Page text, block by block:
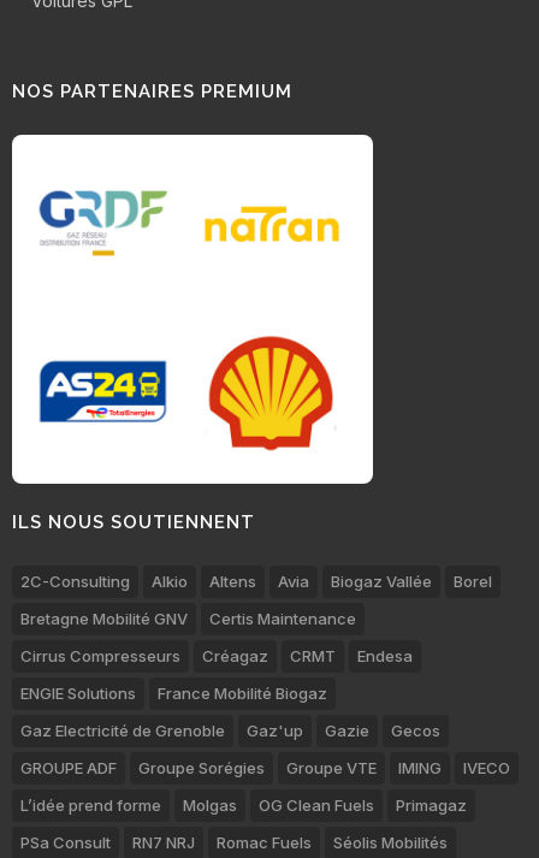
NOS PARTENAIRES PREMIUM
ILS NOUS SOUTIENNENT
2C-Consulting Alkio Altens Avia Biogaz Vallée
Borel
Bretagne Mobilité GNV
Certis Maintenance
Cirrus Compresseurs
Créagaz CRMT
Endesa
ENGIE Solutions
France Mobilité Biogaz
Gaz Electricité de Grenoble
Gaz'up Gazie
Gecos
GROUPE ADF
Groupe Sorégies Groupe VTE IMING
IVECO
L’idée prend forme
Molgas OG Clean Fuels
Primagaz
PSa Consult
RN7 NRJ Romac Fuels Séolis Mobilités